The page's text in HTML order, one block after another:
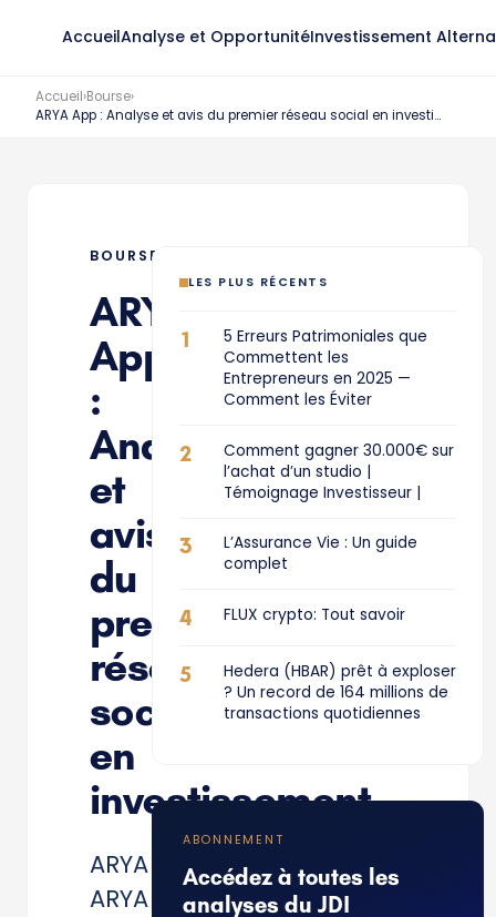
AccueilAnalyse et OpportunitéInvestissement
Accueil›Bourse›
ARYA App : Analyse et avis du premier réseau social en investissement
BOURSE
ARYA
App
:
Analyse
et
avis
du
premier
réseau
social
en
investissement
ARYA
ARYA
LES PLUS RÉCENTS
1
5 Erreurs Patrimoniales que
Commettent les
Entrepreneurs en 2025 —
Comment les Éviter
2
Comment gagner 30.000€ sur
l’achat d’un studio |
Témoignage Investisseur |
3
L’Assurance Vie : Un guide
complet
4 FLUX crypto: Tout savoir
5
Hedera (HBAR) prêt à exploser
? Un record de 164 millions de
transactions quotidiennes
ABONNEMENT
Accédez à toutes les
analyses du JDI